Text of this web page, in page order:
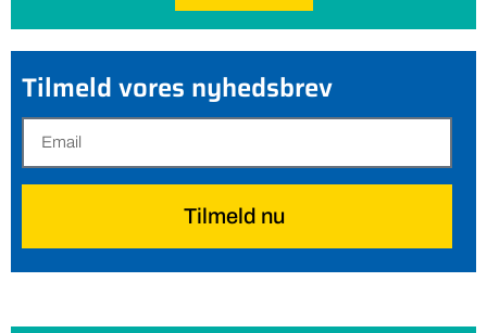
Tilmeld vores nyhedsbrev
Tilmeld nu